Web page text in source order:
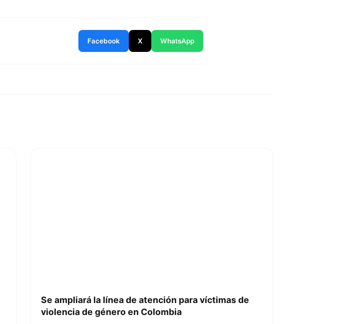
Facebook X WhatsApp
Se ampliará la línea de atención para víctimas de
violencia de género en Colombia